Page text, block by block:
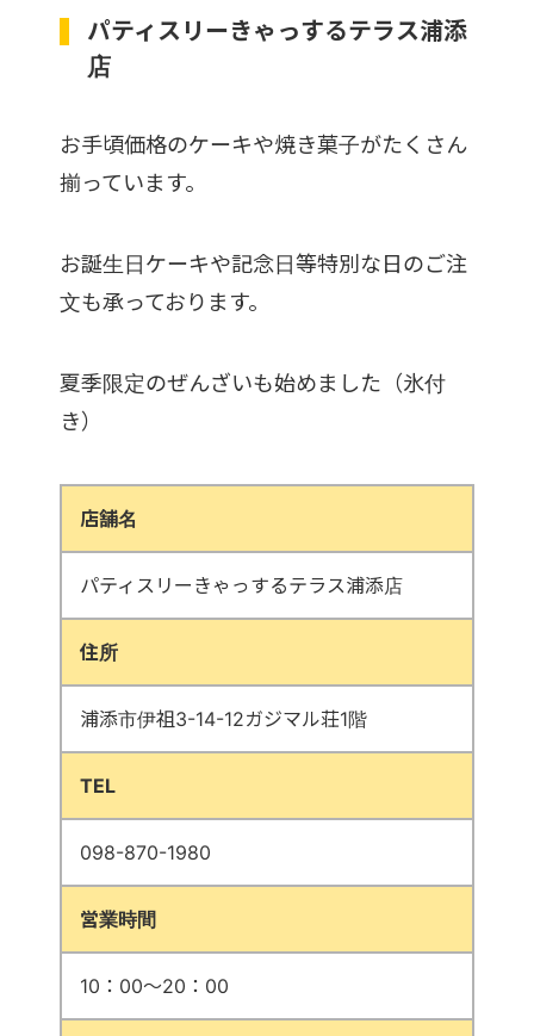
パティスリーきゃっするテラス浦添
店
お手頃価格のケーキや焼き菓子がたくさん
揃っています。
お誕生日ケーキや記念日等特別な日のご注
文も承っております。
夏季限定のぜんざいも始めました（氷付
き）
店舗名
パティスリーきゃっするテラス浦添店
住所
浦添市伊祖3-14-12ガジマル荘1階
TEL
098-870-1980
営業時間
10：00～20：00